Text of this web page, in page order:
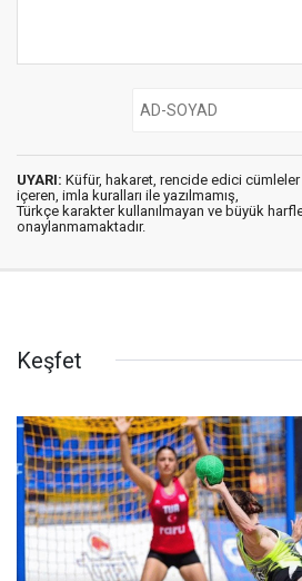
UYARI: Küfür, hakaret, rencide edici cümleler
içeren, imla kuralları ile yazılmamış,
Türkçe karakter kullanılmayan ve büyük
onaylanmamaktadır.
Keşfet